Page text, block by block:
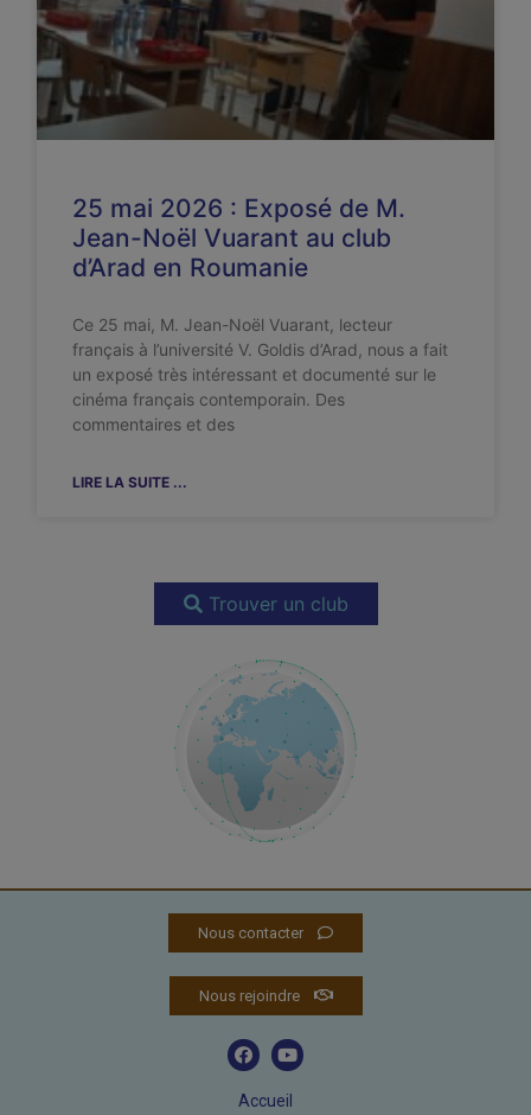
25 mai 2026 : Exposé de M.
Jean-Noël Vuarant au club
d’Arad en Roumanie
Ce 25 mai, M. Jean-Noël Vuarant, lecteur
français à l’université V. Goldis d’Arad, nous a fait
un exposé très intéressant et documenté sur le
cinéma français contemporain. Des
commentaires et des
LIRE LA SUITE ...
Trouver un club
Nous contacter
Nous rejoindre
Accueil